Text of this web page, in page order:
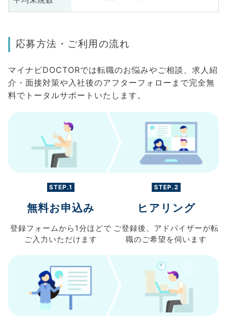
応募方法・ご利用の流れ
マイナビDOCTORでは転職のお悩みやご相談、求人紹
介・面接対策や入社後のアフターフォローまで完全無
料でトータルサポートいたします。
STEP.1
無料お申込み
登録フォームから 1分ほどで
ご入力 いただけます
STEP.2
ヒアリング
ご登録後、 アドバイザーが転
職のご希望を伺います